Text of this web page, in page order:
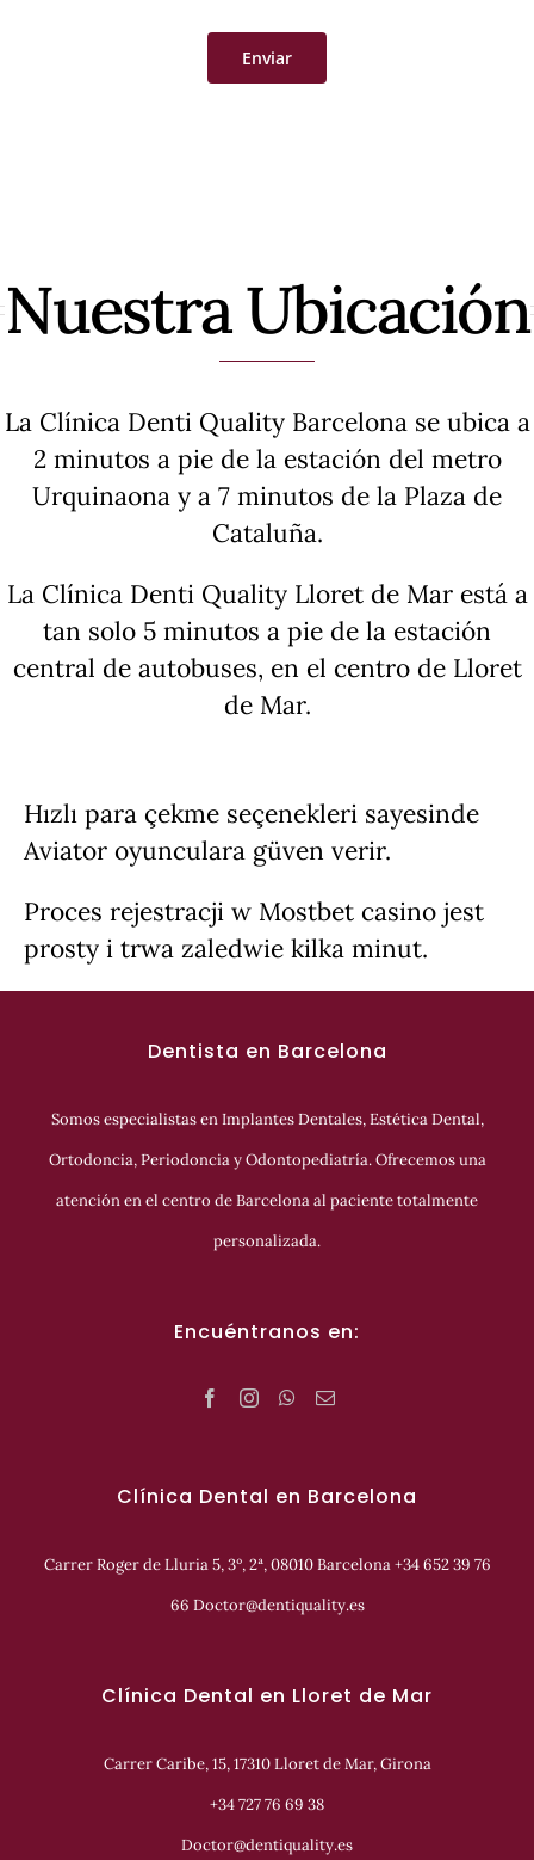
Enviar
Nuestra Ubicación
La Clínica Denti Quality Barcelona se ubica a
2 minutos a pie de la estación del metro
Urquinaona y a 7 minutos de la Plaza de
Cataluña.
La Clínica Denti Quality Lloret de Mar está a
tan solo 5 minutos a pie de la estación
central de autobuses, en el centro de Lloret
de Mar.
Hızlı para çekme seçenekleri sayesinde
Aviator oyunculara güven verir.
Proces rejestracji w Mostbet casino jest
prosty i trwa zaledwie kilka minut.
Dentista en Barcelona
Somos especialistas en Implantes Dentales, Estética Dental,
Ortodoncia, Periodoncia y Odontopediatría. Ofrecemos una
atención en el centro de Barcelona al paciente totalmente
personalizada.
Encuéntranos en:
Clínica Dental en Barcelona
Carrer Roger de Lluria 5, 3º, 2ª, 08010 Barcelona +34 652 39 76
66 Doctor@dentiquality.es
Clínica Dental en Lloret de Mar
Carrer Caribe, 15, 17310 Lloret de Mar, Girona
+34 727 76 69 38
Doctor@dentiquality.es